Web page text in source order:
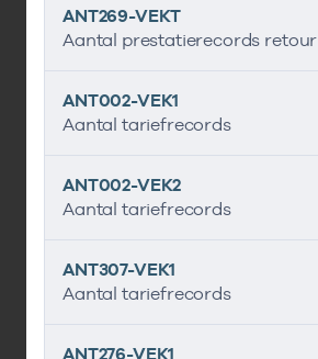
ANT269-VEKT
Aantal prestatierecords retour
ANT002-VEK1
Aantal tariefrecords
ANT002-VEK2
Aantal tariefrecords
ANT307-VEK1
Aantal tariefrecords
ANT276-VEK1